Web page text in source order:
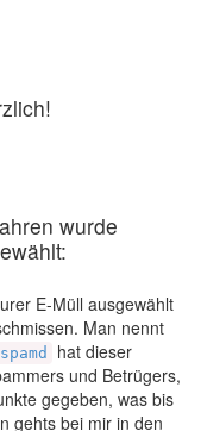
wurde
E-Müll ausgewählt
Man nennt
hat dieser
und Betrügers,
gegeben, was bis
gehts bei mir in den